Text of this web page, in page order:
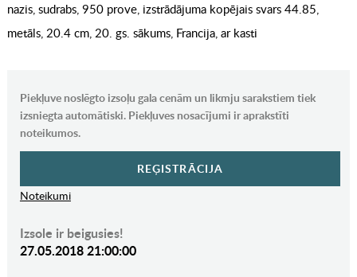
nazis, sudrabs, 950 prove, izstrādājuma kopējais svars 44.85,
metāls, 20.4 cm, 20. gs. sākums, Francija, ar kasti
Piekļuve noslēgto izsoļu gala cenām un likmju sarakstiem tiek
izsniegta automātiski. Piekļuves nosacījumi ir aprakstīti
noteikumos.
REĢISTRĀCIJA
Noteikumi
Izsole ir beigusies!
27.05.2018 21:00:00